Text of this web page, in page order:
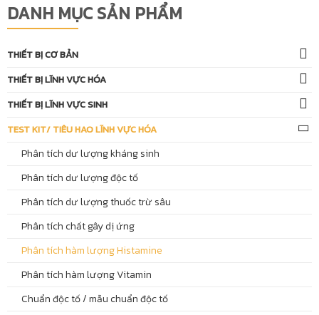
DANH MỤC SẢN PHẨM
THIẾT BỊ CƠ BẢN
THIẾT BỊ LĨNH VỰC HÓA
THIẾT BỊ LĨNH VỰC SINH
TEST KIT/ TIÊU HAO LĨNH VỰC HÓA
Phân tích dư lượng kháng sinh
Phân tích dư lượng độc tố
Phân tích dư lượng thuốc trừ sâu
Phân tích chất gây dị ứng
Phân tích hàm lượng Histamine
Phân tích hàm lượng Vitamin
Chuẩn độc tố / mẫu chuẩn độc tố